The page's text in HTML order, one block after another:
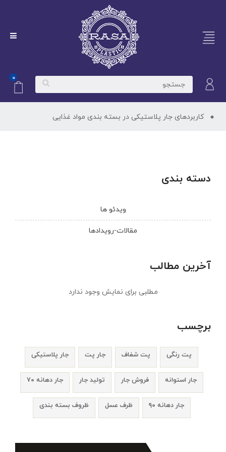
۰
کاربردهای جار پلاستیکی در بسته بندی مواد غذایی
دسته بندی
ویدئو ها
مقالات-رویدادها
آخرین مطالب
مطلبی برای نمایش وجود ندارد
برچسب
جار پلاستیکی جار پت پت شفاف پت رنگی
جار دهانه ۷۰ تولید جار فروش جار جار استوانه
ظروف بسته بندی ظرف عسل جار دهانه ۹۰